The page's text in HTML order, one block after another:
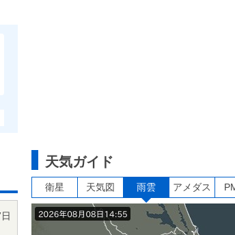
天気ガイド
衛星 天気図 雨雲 アメダス